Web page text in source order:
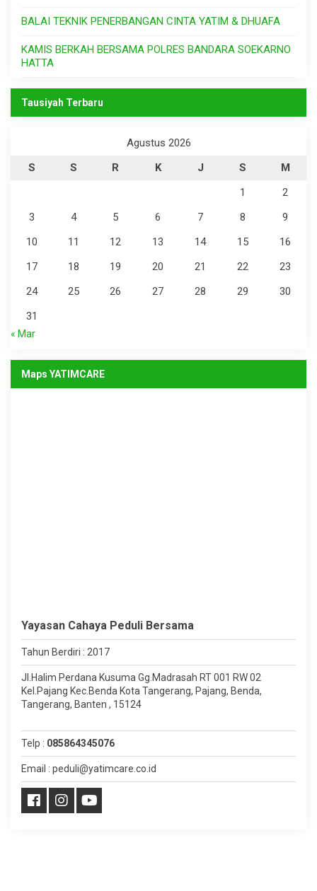
BALAI TEKNIK PENERBANGAN CINTA YATIM & DHUAFA
KAMIS BERKAH BERSAMA POLRES BANDARA SOEKARNO
HATTA
Tausiyah Terbaru
Agustus 2026
S
S R K J S
M
1
2
3
4 5 6 7 8
9
10
11 12 13 14 15
16
17
18 19 20 21 22
23
24
25 26 27 28 29
30
31
« Mar
Maps YATIMCARE
Yayasan Cahaya Peduli Bersama
Tahun Berdiri : 2017
Jl.Halim Perdana Kusuma Gg.Madrasah RT 001 RW 02
Kel.Pajang Kec.Benda Kota Tangerang, Pajang, Benda,
Tangerang, Banten , 15124
Telp : 085864345076
Email : peduli@yatimcare.co.id